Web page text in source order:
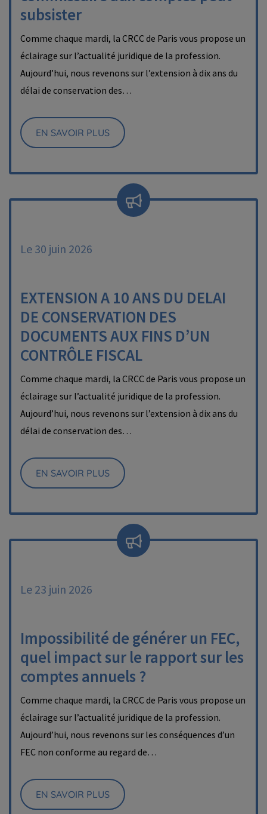
subsister
Comme chaque mardi, la CRCC de Paris vous propose un
éclairage sur l’actualité juridique de la profession.
Aujourd’hui, nous revenons sur l’extension à dix ans du
délai de conservation des…
EN SAVOIR PLUS
Le 30 juin 2026
EXTENSION A 10 ANS DU DELAI
DE CONSERVATION DES
DOCUMENTS AUX FINS D’UN
CONTRÔLE FISCAL
Comme chaque mardi, la CRCC de Paris vous propose un
éclairage sur l’actualité juridique de la profession.
Aujourd’hui, nous revenons sur l’extension à dix ans du
délai de conservation des…
EN SAVOIR PLUS
Le 23 juin 2026
Impossibilité de générer un FEC,
quel impact sur le rapport sur les
comptes annuels ?
Comme chaque mardi, la CRCC de Paris vous propose un
éclairage sur l’actualité juridique de la profession.
Aujourd’hui, nous revenons sur les conséquences d’un
FEC non conforme au regard de…
EN SAVOIR PLUS